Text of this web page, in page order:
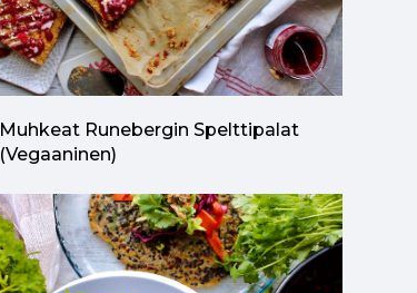
Muhkeat Runebergin Spelttipalat
(vegaaninen)